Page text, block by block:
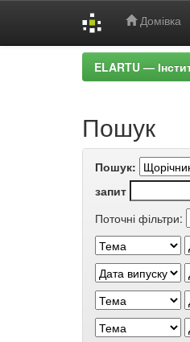
Домівка
ELARTU —
Пошук
Пошук:
запит
Поточні фільтри: